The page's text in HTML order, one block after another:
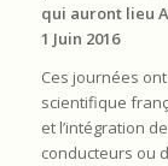
qui auront lieu
1 Juin 2016
Ces journées
scientifique
et l’intégration
conducteurs ou